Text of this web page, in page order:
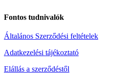
Fontos tudnivalók
Általános Szerződési feltételek
Adatkezelési tájékoztató
Elállás a szerződéstől